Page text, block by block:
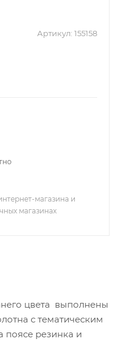
Артикул: 155158
магазина и
магазинах
цвета выполнены
с тематическим
резинка и